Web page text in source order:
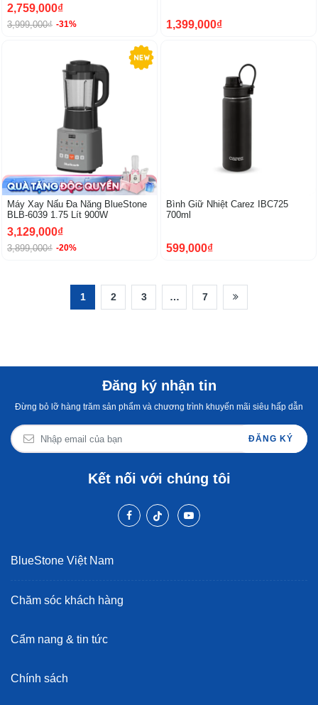
2,759,000₫
3,999,000₫ -31% 1,399,000₫
Máy Xay Nấu Đa Năng BlueStone
BLB-6039 1.75 Lít 900W
3,129,000₫
3,899,000₫ -20%
Bình Giữ Nhiệt Carez IBC725
700ml
599,000₫
1 2 3 … 7
Đăng ký nhận tin
Đừng bỏ lỡ hàng trăm sản phẩm và chương trình khuyến mãi siêu hấp dẫn
ĐĂNG KÝ
Kết nối với chúng tôi
BlueStone Việt Nam
Chăm sóc khách hàng
Cẩm nang & tin tức
Chính sách